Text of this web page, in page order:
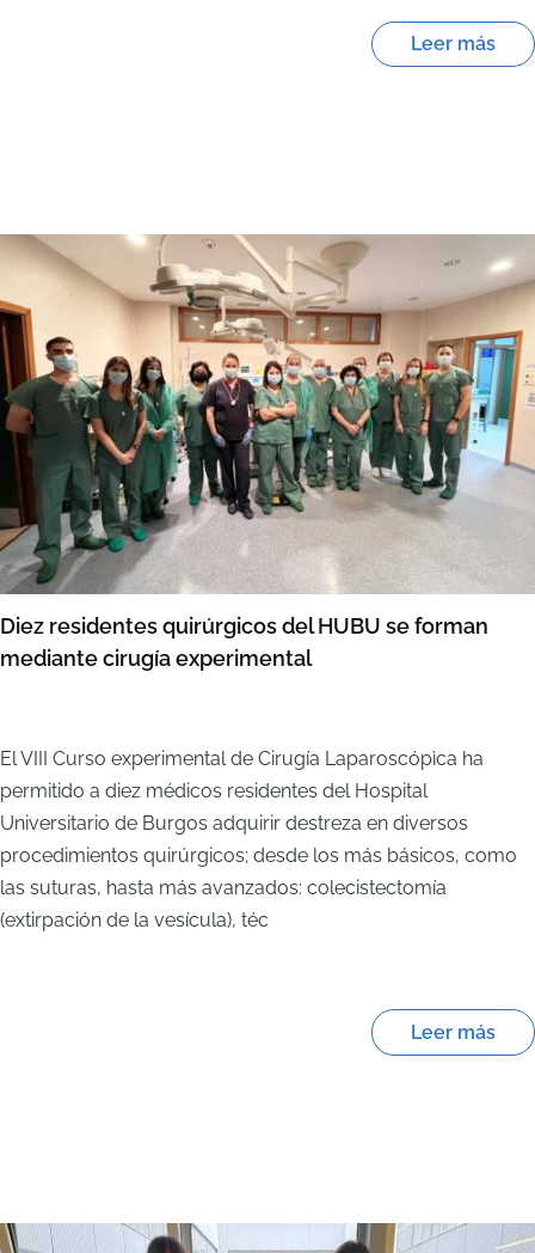
Leer más
Diez residentes quirúrgicos del HUBU se forman
mediante cirugía experimental
El VIII Curso experimental de Cirugía Laparoscópìca ha
permitido a diez médicos residentes del Hospital
Universitario de Burgos adquirir destreza en diversos
procedimientos quirúrgicos; desde los más básicos, como
las suturas, hasta más avanzados: colecistectomía
(extirpación de la vesícula), téc
Leer más